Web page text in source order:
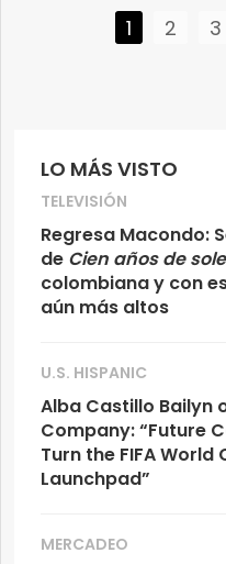
LO MÁS VISTO
TELEVISIÓN
Regresa Macondo:
de Cien años de
colombiana y con
aún más altos
U.S. HISPANIC
Alba Castillo Bailyn
Company: “Future
Turn the FIFA
Launchpad”
MERCADEO
1 2 3